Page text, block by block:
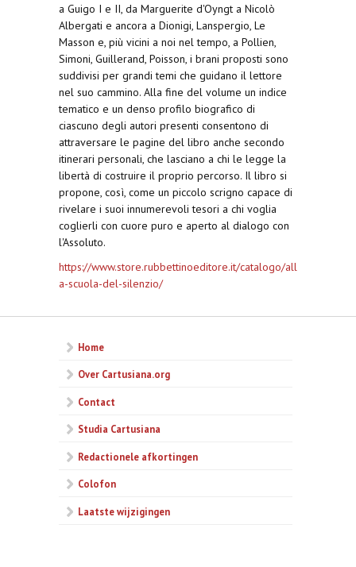
a Guigo I e II, da Marguerite d'Oyngt a Nicolò
Albergati e ancora a Dionigi, Lanspergio, Le
Masson e, più vicini a noi nel tempo, a Pollien,
Simoni, Guillerand, Poisson, i brani proposti sono
suddivisi per grandi temi che guidano il lettore
nel suo cammino. Alla fine del volume un indice
tematico e un denso profilo biografico di
ciascuno degli autori presenti consentono di
attraversare le pagine del libro anche secondo
itinerari personali, che lasciano a chi le legge la
libertà di costruire il proprio percorso. Il libro si
propone, così, come un piccolo scrigno capace di
rivelare i suoi innumerevoli tesori a chi voglia
coglierli con cuore puro e aperto al dialogo con
l'Assoluto.
https://www.store.rubbettinoeditore.it/catalogo/all
a-scuola-del-silenzio/
Home
Over Cartusiana.org
Contact
Studia Cartusiana
Redactionele afkortingen
Colofon
Laatste wijzigingen